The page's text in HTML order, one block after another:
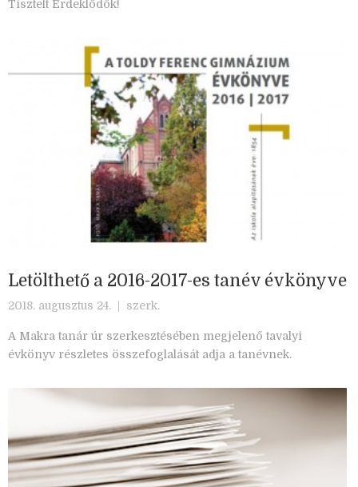
Tisztelt Érdeklődők!
Letölthető a 2016-2017-es tanév évkönyve
2018. augusztus 24. | szerk.
A Makra tanár úr szerkesztésében megjelenő tavalyi
évkönyv részletes összefoglalását adja a tanévnek.